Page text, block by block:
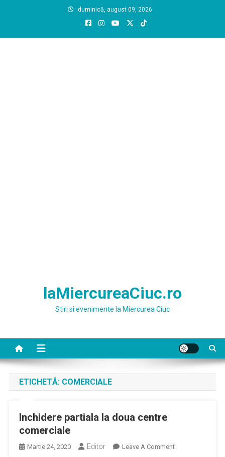
duminică, august 09, 2026
laMiercureaCiuc.ro
Stiri si evenimente la Miercurea Ciuc
ETICHETĂ: COMERCIALE
Inchidere partiala la doua centre
comerciale
Martie 24, 2020 Editor Leave A CommentOn